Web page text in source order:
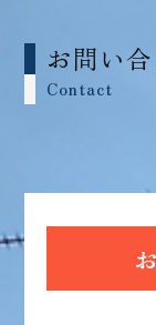
お問い
Contact